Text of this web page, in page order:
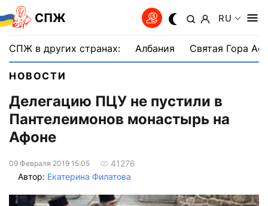
СПЖ RU
СПЖ в других странах: Албания Святая Гора
НОВОСТИ
Делегацию ПЦУ не пустили в
Пантелеимонов монастырь на
Афоне
09 Февраля 2019 15:05
41276
Автор: Екатерина Филатова